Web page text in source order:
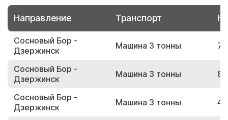
Направление Транспорт
Сосновый Бор -
Дзержинск
Машина 3 тонны
Сосновый Бор -
Дзержинск
Машина 3 тонны
Сосновый Бор -
Дзержинск
Машина 3 тонны